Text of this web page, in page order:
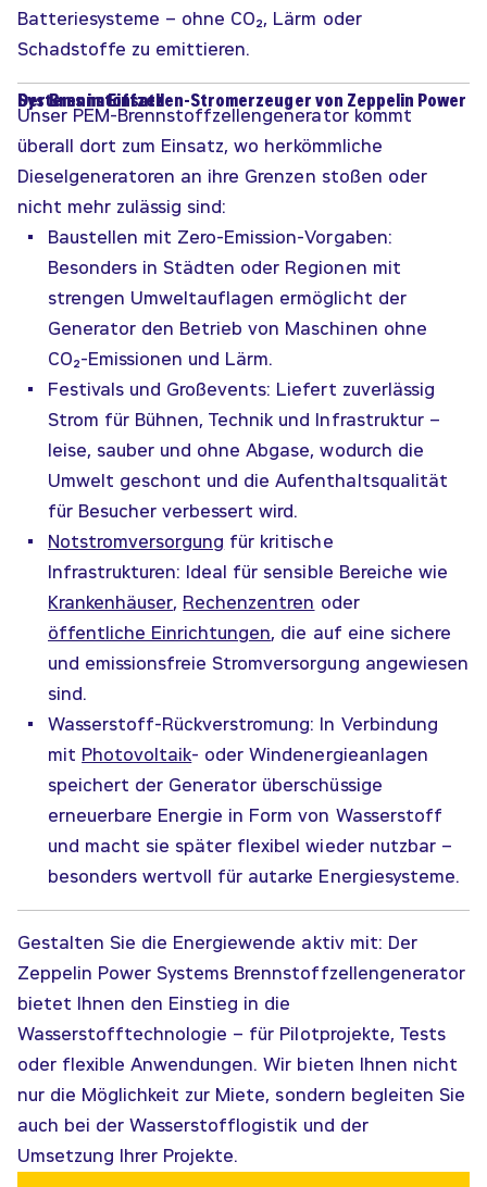
Batteriesysteme – ohne CO₂, Lärm oder
Schadstoffe zu emittieren.
Der Brennstoffzellen-Stromerzeuger von Zeppelin Power Systems im Einsatz
Unser PEM-Brennstoffzellengenerator kommt
überall dort zum Einsatz, wo herkömmliche
Dieselgeneratoren an ihre Grenzen stoßen oder
nicht mehr zulässig sind:
Baustellen mit Zero-Emission-Vorgaben:
Besonders in Städten oder Regionen mit
strengen Umweltauflagen ermöglicht der
Generator den Betrieb von Maschinen ohne
CO₂-Emissionen und Lärm.
Festivals und Großevents: Liefert zuverlässig
Strom für Bühnen, Technik und Infrastruktur –
leise, sauber und ohne Abgase, wodurch die
Umwelt geschont und die Aufenthaltsqualität
für Besucher verbessert wird.
Notstromversorgung für kritische
Infrastrukturen: Ideal für sensible Bereiche wie
Krankenhäuser, Rechenzentren oder
öffentliche Einrichtungen, die auf eine sichere
und emissionsfreie Stromversorgung angewiesen
sind.
Wasserstoff-Rückverstromung: In Verbindung
mit Photovoltaik- oder Windenergieanlagen
speichert der Generator überschüssige
erneuerbare Energie in Form von Wasserstoff
und macht sie später flexibel wieder nutzbar –
besonders wertvoll für autarke Energiesysteme.
Gestalten Sie die Energiewende aktiv mit: Der
Zeppelin Power Systems Brennstoffzellengenerator
bietet Ihnen den Einstieg in die
Wasserstofftechnologie – für Pilotprojekte, Tests
oder flexible Anwendungen. Wir bieten Ihnen nicht
nur die Möglichkeit zur Miete, sondern begleiten Sie
auch bei der Wasserstofflogistik und der
Umsetzung Ihrer Projekte.